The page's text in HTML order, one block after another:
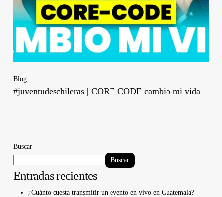
Blog
#juventudeschileras | CORE CODE cambio mi vida
Buscar
Buscar
Entradas recientes
¿Cuánto cuesta transmitir un evento en vivo en Guatemala?